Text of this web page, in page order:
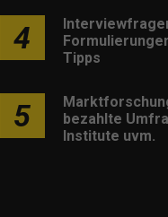
4
Tipps
5
bezahlte
Institute uvm.